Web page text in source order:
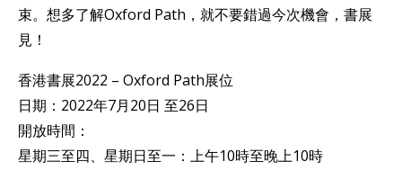
束。想多了解Oxford Path，就不要錯過今次機會，書展
見！
香港書展2022 – Oxford Path展位
日期：2022年7月20日 至26日
開放時間：
星期三至四、星期日至一：上午10時至晚上10時